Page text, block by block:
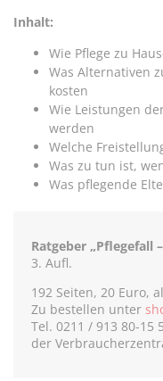
Inhalt:
Wie Pflege zu
Was Alternativen
kosten
Wie Leistungen
werden
Welche
Was zu tun ist,
Was pflegende
Ratgeber „Pflegefall
3. Aufl.
192 Seiten, 20 Euro,
Zu bestellen unter
Tel. 0211 / 913 80-
der